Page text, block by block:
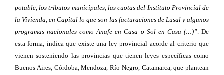
potable, los tributos municipales, las cuotas del Instituto Provincial de
la Vivienda, en Capital lo que son las facturaciones de Lusal y algunos
programas nacionales como Anafe en Casa o Sol en Casa (…)”. De
esta forma, indica que existe una ley provincial acorde al criterio que
vienen sosteniendo las provincias que tienen leyes específicas como
Buenos Aires, Córdoba, Mendoza, Río Negro, Catamarca, que plantean